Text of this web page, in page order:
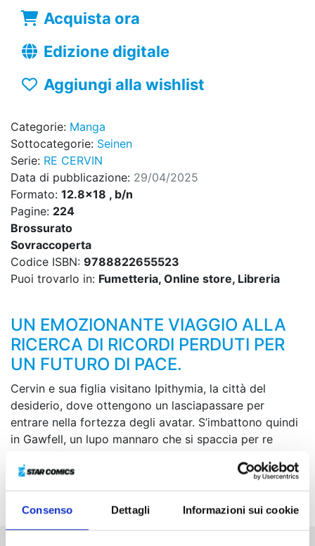
Consenso Dettagli Informazioni sui cookie
Acquista ora
Edizione digitale
Aggiungi alla wishlist
Categorie: Manga
Sottocategorie: Seinen
Serie: RE CERVIN
Data di pubblicazione: 29/04/2025
Formato: 12.8x18 , b/n
Pagine: 224
Brossurato
Sovraccoperta
Codice ISBN: 9788822655523
Puoi trovarlo in: Fumetteria, Online store, Libreria
UN EMOZIONANTE VIAGGIO ALLA
RICERCA DI RICORDI PERDUTI PER
UN FUTURO DI PACE.
Cervin e sua figlia visitano Ipithymia, la città del
desiderio, dove ottengono un lasciapassare per
entrare nella fortezza degli avatar. S’imbattono quindi
in Gawfell, un lupo mannaro che si spaccia per re
accingono ad affrontarlo, sopraggiungono le tenebre a
coprire il cielo e la terra...